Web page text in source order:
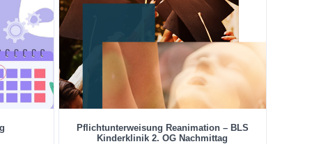
Pflichtunterweisung Reanimation – BLS
Kinderklinik 2. OG Nachmittag